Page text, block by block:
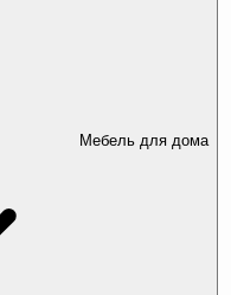
Мебель для дома